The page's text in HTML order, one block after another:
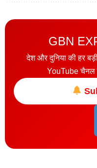
GBN
देश और दुनिया की हर
YouTube चैनल